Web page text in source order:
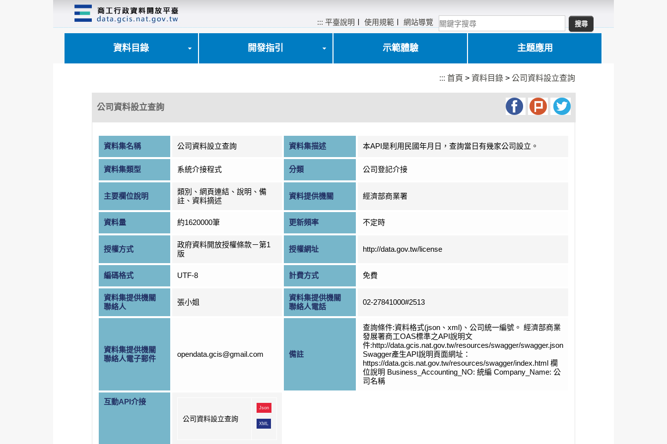
::: 平臺說明 〡使用規範 〡網站導覽
資料目錄 開發指引 示範體驗 主題應用
::: 首頁 >資料目錄 >公司資料設立查詢
公司資料設立查詢
資料集名稱 公司資料設立查詢 資料集描述 本API是利用民國年月日，查詢當日有幾家公司設立。
資料集類型 系統介接程式 分類 公司登記介接
主要欄位說明
類別、網頁連結、說明、備
註、資料摘述
資料提供機關 經濟部商業署
資料量 約1620000筆 更新頻率 不定時
授權方式
政府資料開放授權條款－第1
版
授權網址 http://data.gov.tw/license
編碼格式 UTF-8 計費方式 免費
資料集提供機關
聯絡人
張小姐
資料集提供機關
聯絡人電話
02-27841000#2513
資料集提供機關
聯絡人電子郵件
opendata.gcis@gmail.com 備註
查詢條件:資料格式(json、xml)、公司統一編號。 經濟部商業
發展署商工OAS標準之API說明文
件:http://data.gcis.nat.gov.tw/resources/swagger/swagger.json
Swagger產生API說明頁面網址：
https://data.gcis.nat.gov.tw/resources/swagger/index.html 欄
位說明 Business_Accounting_NO: 統編 Company_Name: 公
司名稱
互動API介接
公司資料設立查詢
Json
XML